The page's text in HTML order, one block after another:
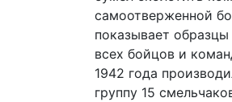
самоотверженной
показывает
всех бойцов и
1942 года
группу 15